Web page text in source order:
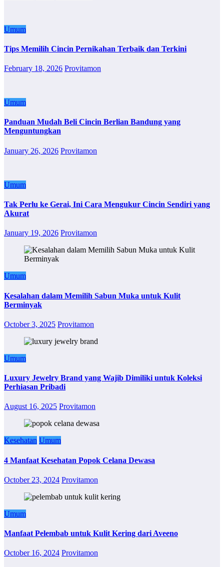
Umum
Tips Memilih Cincin Pernikahan Terbaik dan Terkini
February 18, 2026 Provitamon
Umum
Panduan Mudah Beli Cincin Berlian Bandung yang
Menguntungkan
January 26, 2026 Provitamon
Umum
Tak Perlu ke Gerai, Ini Cara Mengukur Cincin Sendiri yang
Akurat
January 19, 2026 Provitamon
Umum
Kesalahan dalam Memilih Sabun Muka untuk Kulit
Berminyak
October 3, 2025 Provitamon
Umum
Luxury Jewelry Brand yang Wajib Dimiliki untuk Koleksi
Perhiasan Pribadi
August 16, 2025 Provitamon
Kesehatan Umum
4 Manfaat Kesehatan Popok Celana Dewasa
October 23, 2024 Provitamon
Umum
Manfaat Pelembab untuk Kulit Kering dari Aveeno
October 16, 2024 Provitamon